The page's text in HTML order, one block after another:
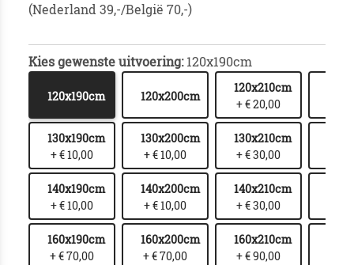
(Nederland 39,-/België 70,-)
Kies gewenste uitvoering: 120x190cm
120x190cm 120x200cm
120x210cm
+ € 20,00
130x190cm
+ € 10,00
130x200cm
+ € 10,00
130x210cm
+ € 30,00
140x190cm
+ € 10,00
140x200cm
+ € 10,00
140x210cm
+ € 30,00
160x190cm
+ € 70,00
160x200cm
+ € 70,00
160x210cm
+ € 90,00